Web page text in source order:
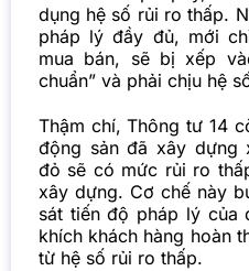
dụng hệ số rủi ro thấp.
pháp lý đầy đủ, mới
mua bán, sẽ bị xếp
chuẩn” và phải chịu hệ
Thậm chí, Thông tư 14
động sản đã xây dựng
đỏ sẽ có mức rủi ro
xây dựng. Cơ chế này
sát tiến độ pháp lý của
khích khách hàng hoàn
từ hệ số rủi ro thấp.